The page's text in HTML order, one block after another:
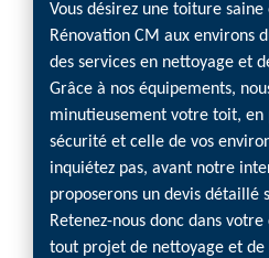
Vous désirez une toiture
Rénovation CM aux environs
des services en nettoyage et
Grâce à nos équipements,
minutieusement votre toit, en
sécurité et celle de vos
inquiétez pas, avant notre
proposerons un devis détaillé
Retenez-nous donc dans
tout projet de nettoyage et de